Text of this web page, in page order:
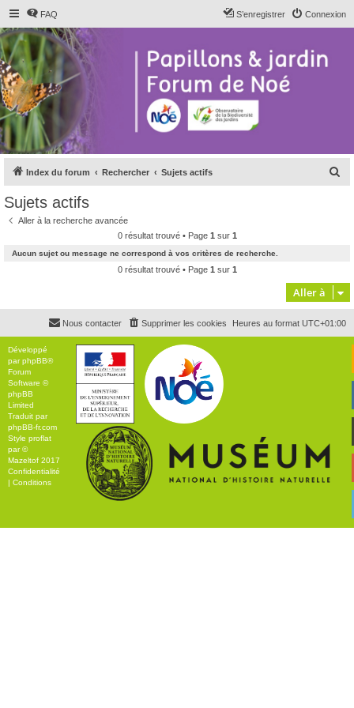
FAQ Connexion
S’enregistrer
Index du forum Rechercher Sujets actifs
c
h
e
Sujets actifs
Aller à la recherche avancée
0 résultat trouvé • Page 1 sur 1
Aucun sujet ou message ne correspond à vos critères de recherche.
0 résultat trouvé • Page 1 sur 1
Aller à
Heures au format UTC+01:00
Supprimer les cookies
Nous contacter
Développé
parphpBB®
Forum
Software ©
phpBB
Limited
Traduit par
phpBB-fr.com
Style proflat
par ©
Mazeltof 2017
Confidentialité
| Conditions